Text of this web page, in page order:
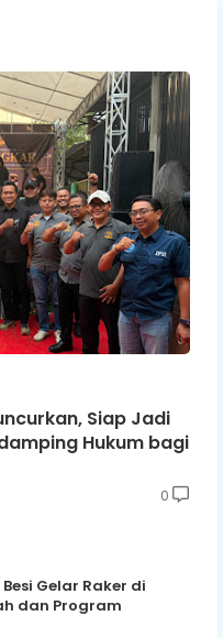
Siap Jadi
Hukum bagi
0
Gelar Raker di
dan Program